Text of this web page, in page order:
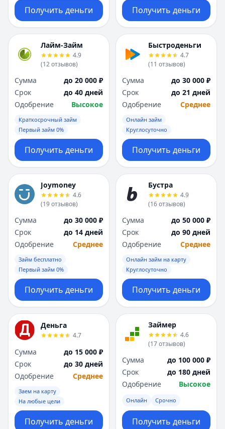
Получить деньги Получить деньги
Лайм-Займ
4.9
(12отзывов)
Сумма
до 20 000 ₽
Срок
до 40 дней
Одобрение
Высокое
Краткосрочный займ
Первый займ 0%
Получить деньги
Быстроденьги
4.7
(11 отзывов)
Сумма
до 30 000 ₽
Срок
до 21 дней
Одобрение
Среднее
Онлайн займ
Круглосуточно
Получить деньги
Joymoney
4.6
(19отзывов)
Сумма
до 30 000 ₽
Срок
до 14 дней
Одобрение
Среднее
Займ бесплатно
Первый займ 0%
Получить деньги
Бустра
4.9
(16отзывов)
Сумма
до 50 000 ₽
Срок
до 90 дней
Одобрение
Среднее
Онлайн займ на карту
Круглосуточно
Получить деньги
Деньга
4.7
Сумма
до 15 000 ₽
Срок
до 30 дней
Одобрение
Среднее
Заем на карту
На любые цели
Получить деньги
Займер
4.6
(17отзывов)
Сумма
до 100 000 ₽
Срок
до 180 дней
Одобрение
Высокое
Онлайн Срочно
Получить деньги